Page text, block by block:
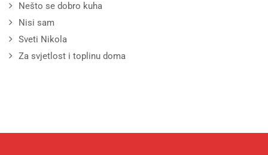
Nešto se dobro kuha
Nisi sam
Sveti Nikola
Za svjetlost i toplinu doma